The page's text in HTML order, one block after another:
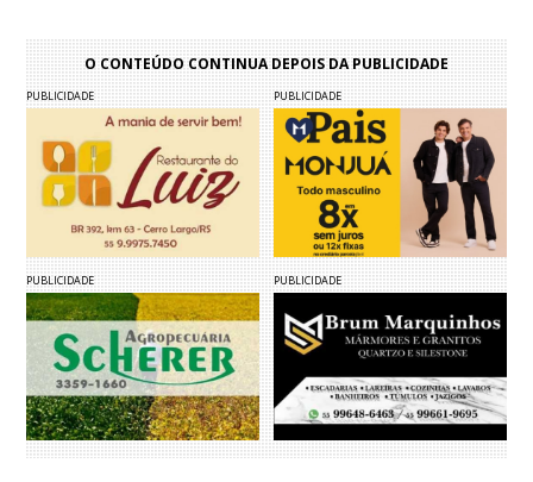
O CONTEÚDO CONTINUA DEPOIS DA PUBLICIDADE
PUBLICIDADE PUBLICIDADE
PUBLICIDADE PUBLICIDADE